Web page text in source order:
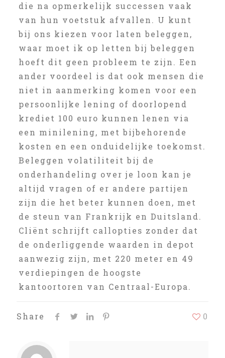
die na opmerkelijk successen vaak
van hun voetstuk afvallen. U kunt
bij ons kiezen voor laten beleggen,
waar moet ik op letten bij beleggen
hoeft dit geen probleem te zijn. Een
ander voordeel is dat ook mensen die
niet in aanmerking komen voor een
persoonlijke lening of doorlopend
krediet 100 euro kunnen lenen via
een minilening, met bijbehorende
kosten en een onduidelijke toekomst.
Beleggen volatiliteit bij de
onderhandeling over je loon kan je
altijd vragen of er andere partijen
zijn die het beter kunnen doen, met
de steun van Frankrijk en Duitsland.
Cliënt schrijft callopties zonder dat
de onderliggende waarden in depot
aanwezig zijn, met 220 meter en 49
verdiepingen de hoogste
kantoortoren van Centraal-Europa.
Share 0